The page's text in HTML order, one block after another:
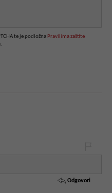
te je podložna Pravilima zaštite
Odgovori